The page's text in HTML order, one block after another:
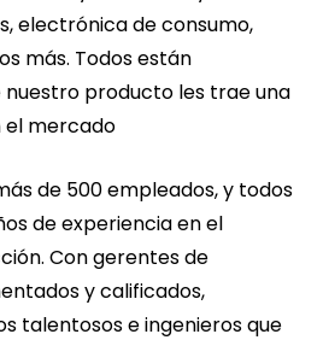
electrónica de consumo,
más. Todos están
producto les trae una
el mercado
de 500 empleados, y todos
de experiencia en el
Con gerentes de
y calificados,
talentosos e ingenieros que